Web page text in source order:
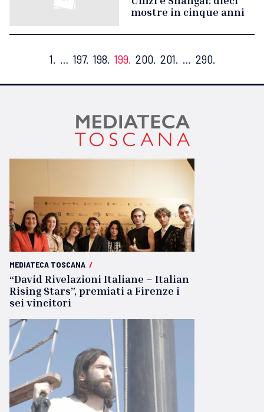
mostre in cinque anni
1. … 197. 198. 199. 200. 201. … 290.
MEDIATECA TOSCANA /
“David Rivelazioni Italiane – Italian
Rising Stars”, premiati a Firenze i
sei vincitori